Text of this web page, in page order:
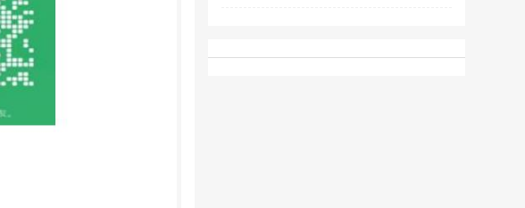
版本及其修正件一起使用。本部分是在IEC60335-1第四版
分对IEC60335-1的相应条款进行了补充或修改，将其转化成
的，只要合理，即应采用。本部分写明“增加”“修 改”或“替代”
2：采用下述编号系统： 从101开始编号的条款、表格和图是
，包括被替代章或条款中的注； 增加的附录以字母AA、BB
列差异： 第1章：游戏机必须符合IEC60950（南非） 6.1：